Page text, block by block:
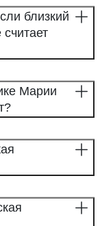
близкий
Марии